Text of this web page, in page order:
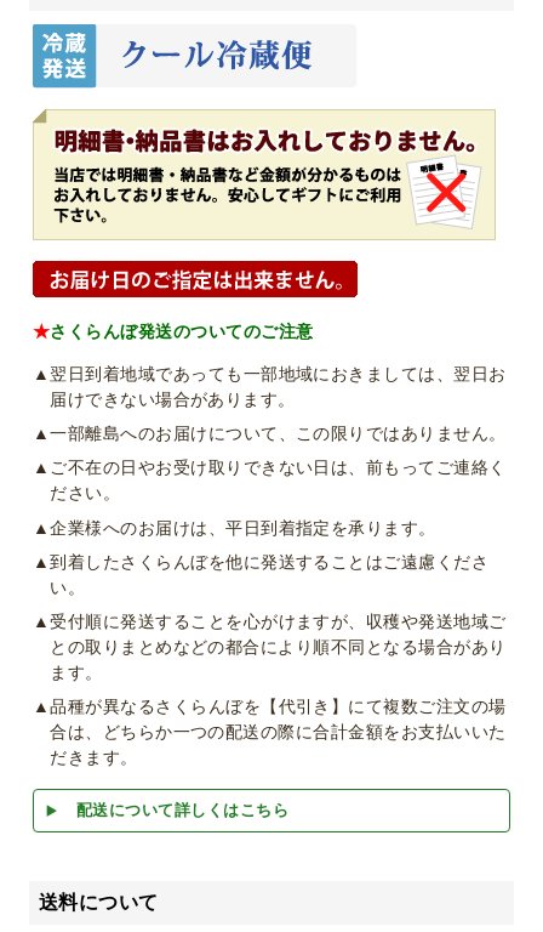
★さくらんぼ発送のついてのご注意
▲翌日到着地域であっても一部地域におきましては、翌日お
届けできない場合があります。
▲一部離島へのお届けについて、この限りではありません。
▲ご不在の日やお受け取りできない日は、前もってご連絡く
ださい。
▲企業様へのお届けは、平日到着指定を承ります。
▲到着したさくらんぼを他に発送することはご遠慮くださ
い。
▲受付順に発送することを心がけますが、収穫や発送地域ご
との取りまとめなどの都合により順不同となる場合があり
ます。
▲品種が異なるさくらんぼを【代引き】にて複数ご注文の場
合は、どちらか一つの配送の際に合計金額をお支払いいた
だきます。
配送について詳しくはこちら
送料について